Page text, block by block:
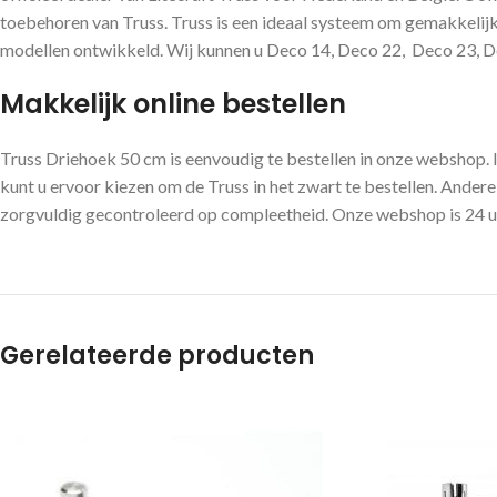
toebehoren van Truss. Truss is een ideaal systeem om
modellen ontwikkeld. Wij kunnen u Deco 14, Deco 22, Deco 23,
Makkelijk online bestellen
Truss Driehoek 50 cm is eenvoudig te bestellen in onze
kunt u ervoor kiezen om de Truss in het zwart te bestellen.
zorgvuldig gecontroleerd op compleetheid. Onze webshop is 24
Gerelateerde producten